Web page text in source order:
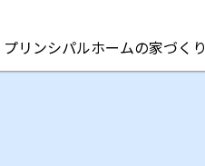
プリンシパルホームの家づくり